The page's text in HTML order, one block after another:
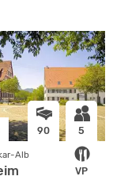
90 5
VP
Alb